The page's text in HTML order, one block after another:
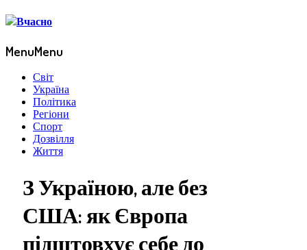
MenuMenu
Світ
Україна
Політика
Регіони
Спорт
Дозвілля
Життя
З Україною, але без
США: як Європа
підштовхує себе до